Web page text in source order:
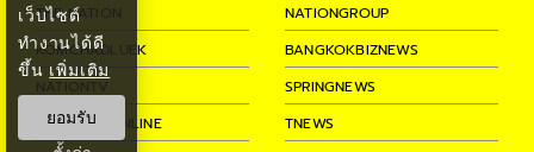
THE NATION
NATIONGROUP
KOMCHADLUEK
BANGKOKBIZNEWS
NATIONTV
SPRINGNEWS
THAINEWSONLINE
TNEWS
เว็บไซต์
ทำงานได้ดี
ขึ้น เพิ่มเติม
ยอมรับ